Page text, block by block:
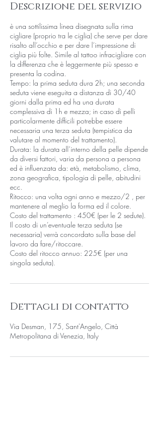
Descrizione del servizio
è una sottilissima linea disegnata sulla rima
cigliare (proprio tra le ciglia) che serve per dare
risalto all’occhio e per dare l’impressione di
ciglia più folte. Simile al tattoo infracigliare con
la differenza che è leggermente più spesso e
presenta la codina.
Tempo: la prima seduta dura 2h; una seconda
seduta viene eseguita a distanza di 30/40
giorni dalla prima ed ha una durata
complessiva di 1h e mezza; in caso di pelli
particolarmente difficili potrebbe essere
necessaria una terza seduta (tempistica da
valutare al momento del trattamento).
Durata: la durata all’interno della pelle dipende
da diversi fattori, varia da persona a persona
ed è influenzata da: età, metabolismo, clima,
zona geografica, tipologia di pelle, abitudini
ecc.
Ritocco: una volta ogni anno e mezzo/2 , per
mantenere al meglio la forma ed il colore.
Costo del trattamento : 450€ (per le 2 sedute).
Il costo di un’eventuale terza seduta (se
necessaria) verrà concordato sulla base del
lavoro da fare/ritoccare.
Costo del ritocco annuo: 225€ (per una
singola seduta).
Dettagli di contatto
Via Desman, 175, Sant'Angelo, Città
Metropolitana di Venezia, Italy